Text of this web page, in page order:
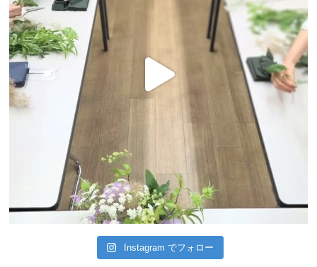
Instagram でフォロー